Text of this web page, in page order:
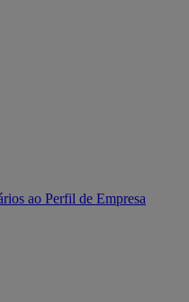
ao Perfil de Empresa